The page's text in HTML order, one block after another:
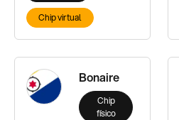
Chip virtual
Bonaire
Chip
físico